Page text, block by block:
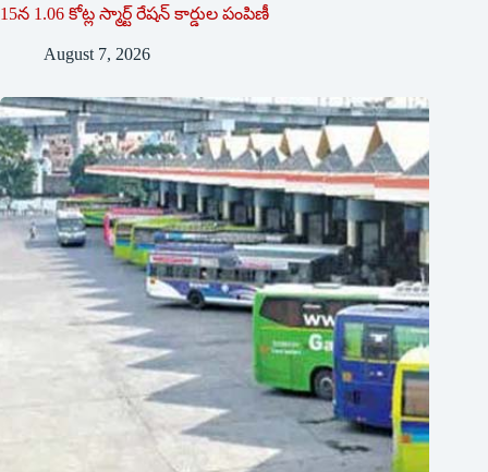
15న 1.06 కోట్ల స్మార్ట్ రేషన్ కార్డుల పంపిణీ
August 7, 2026